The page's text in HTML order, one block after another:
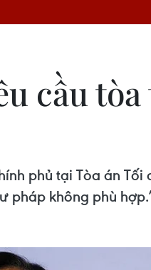
cầu
phủ tại Tòa án
pháp không phù